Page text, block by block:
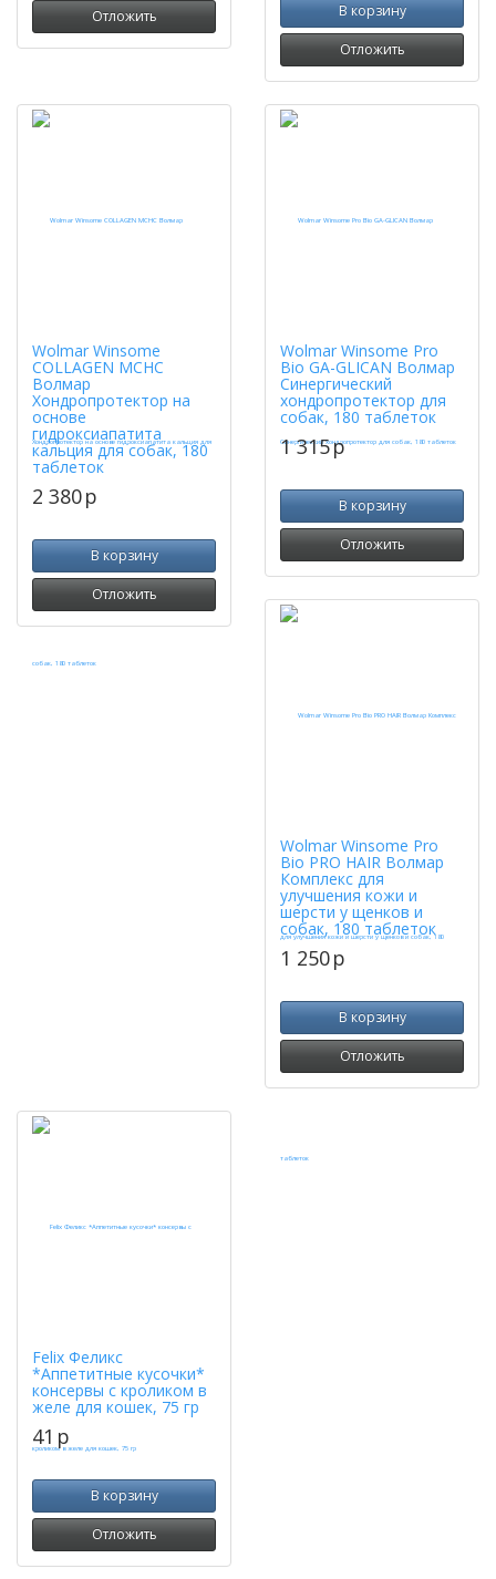
Отложить В корзину
Отложить
Wolmar Winsome
COLLAGEN MCHC
Волмар
Хондропротектор на
основе
гидроксиапатита
кальция для собак, 180
таблеток
2 380p
В корзину
Отложить
Wolmar Winsome Pro
Bio GA-GLICAN Волмар
Синергический
хондропротектор для
собак, 180 таблеток
1 315p
В корзину
Отложить
Wolmar Winsome Pro
Bio PRO HAIR Волмар
Комплекс для
улучшения кожи и
шерсти у щенков и
собак, 180 таблеток
1 250p
В корзину
Отложить
Felix Феликс
*Аппетитные кусочки*
консервы с кроликом в
желе для кошек, 75 гр
41 p
В корзину
Отложить